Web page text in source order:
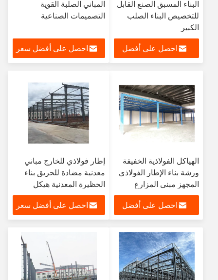
البناء المسبق الصنع القابل
للتخصيص البناء الصلب
الكبير
احصل على أفضل
المباني الصلبة القوية
التصميمات الصناعية
احصل على أفضل سعر
الهياكل الفولاذية الخفيفة
ورشة بناء الإطار الفولاذي
المجهز مبنى المزارع
احصل على أفضل
إطار فولاذي للخارج مباني
معدنية مضادة للحريق بناء
الحظيرة المعدنية هيكل
فولاذي
احصل على أفضل سعر